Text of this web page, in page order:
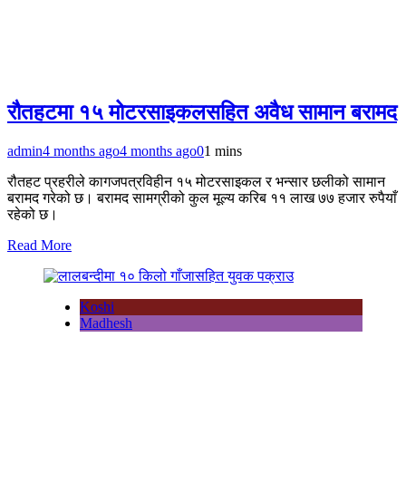
रौतहटमा १५ मोटरसाइकलसहित अवैध सामान बरामद
admin4 months ago4 months ago01 mins
रौतहट प्रहरीले कागजपत्रविहीन १५ मोटरसाइकल र भन्सार छलीको सामान
बरामद गरेको छ। बरामद सामग्रीको कुल मूल्य करिब ११ लाख ७७ हजार रुपैयाँ
रहेको छ।
Read More
Koshi
Madhesh